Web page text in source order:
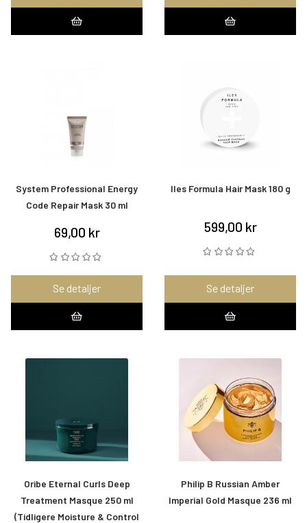
System Professional Energy
Code Repair Mask 30 ml
69,00 kr
Se detaljer
Iles Formula Hair Mask 180 g
599,00 kr
Se detaljer
Oribe Eternal Curls Deep
Treatment Masque 250 ml
(Tidligere Moisture & Control
Philip B Russian Amber
Imperial Gold Masque 236 ml